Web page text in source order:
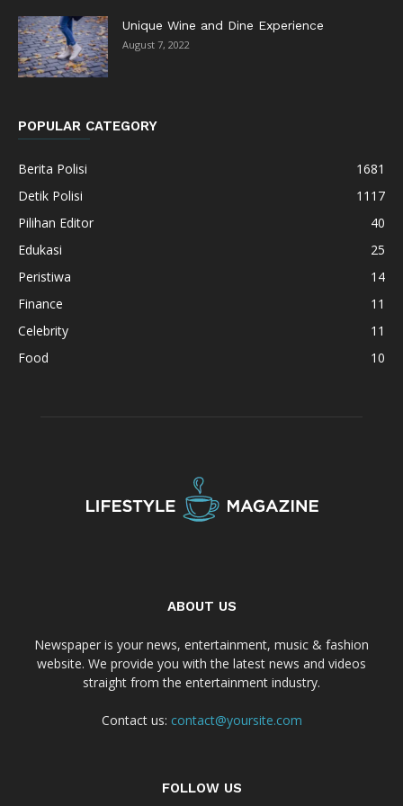
Unique Wine and Dine Experience
August 7, 2022
POPULAR CATEGORY
Berita Polisi
1681
Detik Polisi
1117
Pilihan Editor
40
Edukasi
25
Peristiwa
14
Finance
11
Celebrity
11
Food
10
ABOUT US
Newspaper is your news, entertainment, music & fashion
website. We provide you with the latest news and videos
straight from the entertainment industry.
Contact us: contact@yoursite.com
FOLLOW US